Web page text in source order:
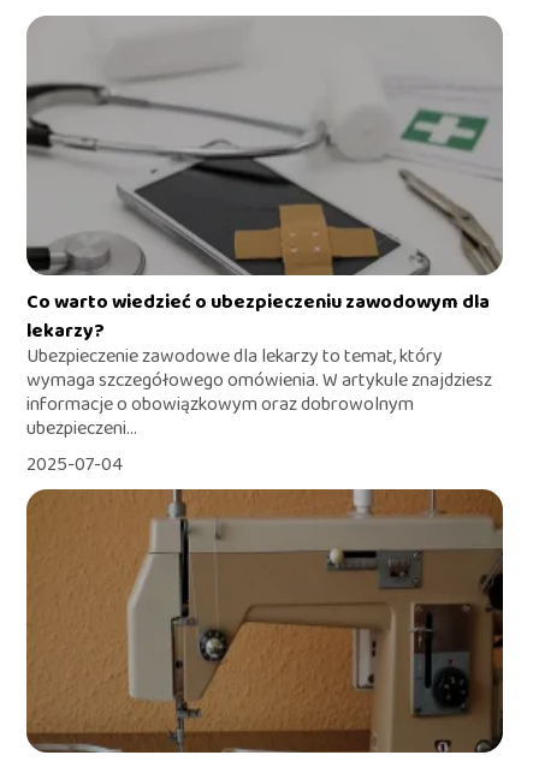
Co warto wiedzieć o ubezpieczeniu zawodowym dla
lekarzy?
Ubezpieczenie zawodowe dla lekarzy to temat, który
wymaga szczegółowego omówienia. W artykule znajdziesz
informacje o obowiązkowym oraz dobrowolnym
ubezpieczeni...
2025-07-04